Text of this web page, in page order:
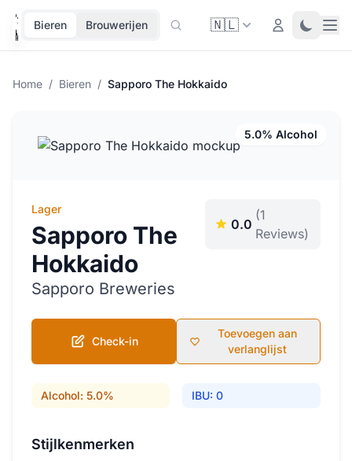
Bieren Brouwerijen 🇳🇱 Login Toggle
Home / Bieren / Sapporo The Hokkaido
5.0% Alcohol
Lager
Sapporo The
Hokkaido
Sapporo Breweries
0.0
(1
Reviews)
Check-in
Toevoegen aan
verlanglijst
Alcohol: 5.0% IBU: 0
Stijlkenmerken